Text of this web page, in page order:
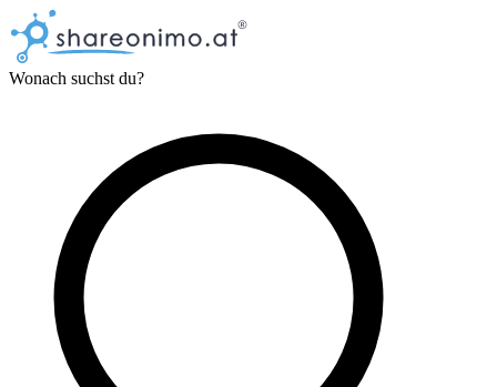
Wonach suchst du?